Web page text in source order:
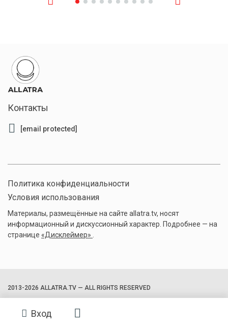
Контакты
[email protected]
Политика конфиденциальности
Условия использования
Материалы, размещённые на сайте allatra.tv, носят
информационный и дискуссионный характер. Подробнее — на
странице «Дисклеймер»
2013-2026 ALLATRA.TV — ALL RIGHTS RESERVED
Вход